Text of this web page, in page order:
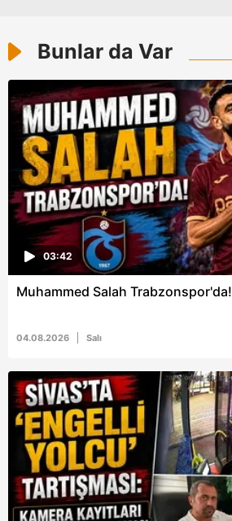
Bunlar da Var
03:42
Muhammed Salah Trabzonspor'da!
04.08.2026 Salı